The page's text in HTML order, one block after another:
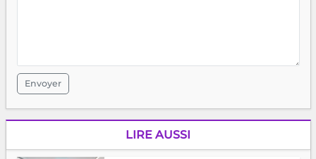
Envoyer
LIRE AUSSI